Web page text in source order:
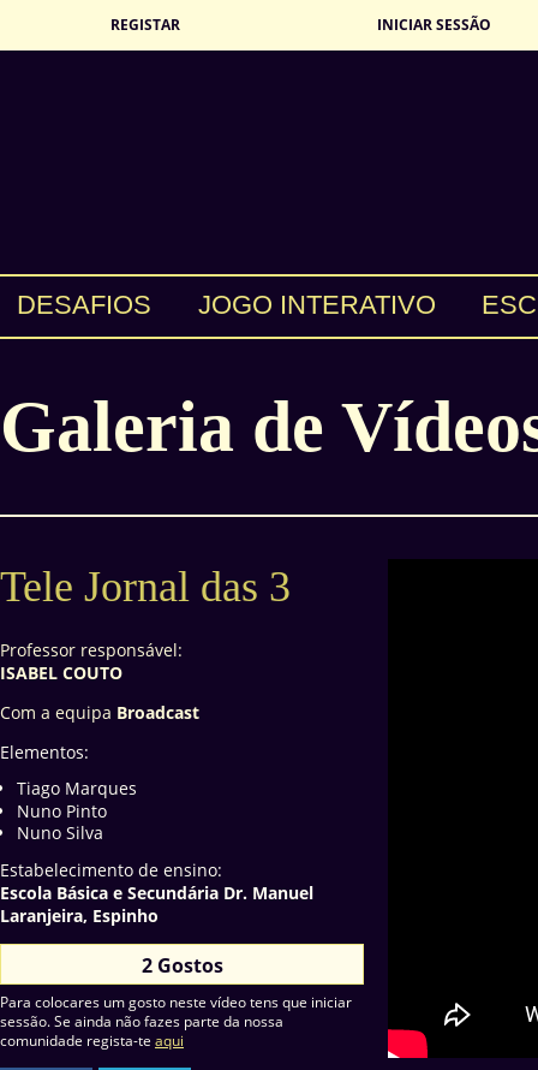
REGISTAR INICIAR SESSÃO
DESAFIOS JOGO INTERATIVO
Galeria de
Tele Jornal das 3
Professor responsável:
ISABEL COUTO
Com a equipa Broadcast
Elementos:
Tiago Marques
Nuno Pinto
Nuno Silva
Estabelecimento de ensino:
Escola Básica e Secundária Dr. Manuel
Laranjeira, Espinho
2 Gostos
Para colocares um gosto neste vídeo tens que iniciar
sessão. Se ainda não fazes parte da nossa
comunidade regista-te aqui